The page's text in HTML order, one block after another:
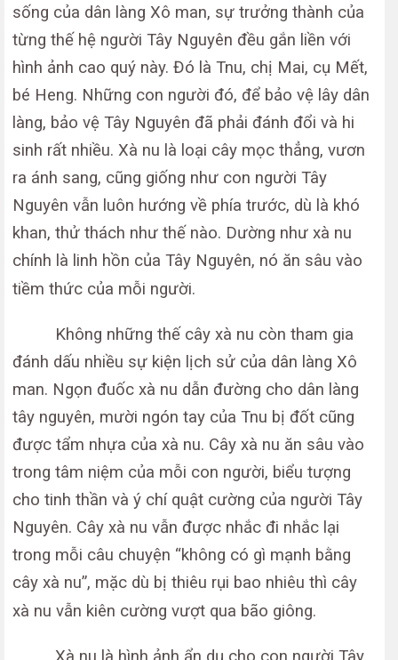
sống của dân làng Xô man, sự trưởng thành của
từng thế hệ người Tây Nguyên đều gắn liền với
hình ảnh cao quý này. Đó là Tnu, chị Mai, cụ Mết,
bé Heng. Những con người đó, để bảo vệ lây dân
làng, bảo vệ Tây Nguyên đã phải đánh đổi và hi
sinh rất nhiều. Xà nu là loại cây mọc thẳng, vươn
ra ánh sang, cũng giống như con người Tây
Nguyên vẫn luôn hướng về phía trước, dù là khó
khan, thử thách như thế nào. Dường như xà nu
chính là linh hồn của Tây Nguyên, nó ăn sâu vào
tiềm thức của mỗi người.
Không những thế cây xà nu còn tham gia
đánh dấu nhiều sự kiện lịch sử của dân làng Xô
man. Ngọn đuốc xà nu dẫn đường cho dân làng
tây nguyên, mười ngón tay của Tnu bị đốt cũng
được tẩm nhựa của xà nu. Cây xà nu ăn sâu vào
trong tâm niệm của mỗi con người, biểu tượng
cho tinh thần và ý chí quật cường của người Tây
Nguyên. Cây xà nu vẫn được nhắc đi nhắc lại
trong mỗi câu chuyện “không có gì mạnh bằng
cây xà nu”, mặc dù bị thiêu rụi bao nhiêu thì cây
xà nu vẫn kiên cường vượt qua bão giông.